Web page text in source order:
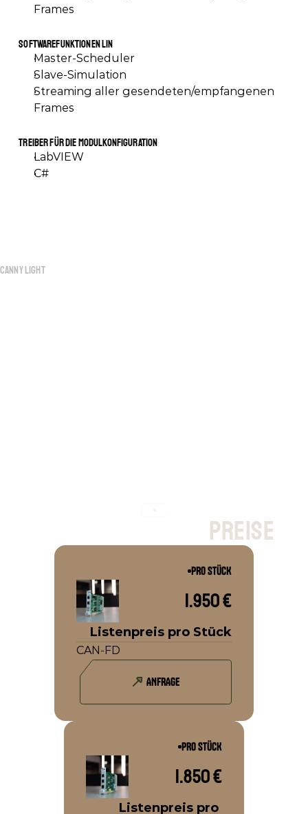
Frames
Softwarefunktionen LIN
Master-Scheduler
Slave-Simulation
Streaming aller gesendeten/empfangenen
Frames
Treiber für die Modulkonfiguration
LabVIEW
C#
CannyLight
preise
PRO STÜCK
1.950 €
Listenpreis pro Stück
CAN-FD
ANFRAGE
PRO STÜCK
1.850 €
Listenpreis pro